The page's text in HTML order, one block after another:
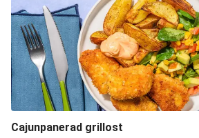
Cajunpanerad grillost